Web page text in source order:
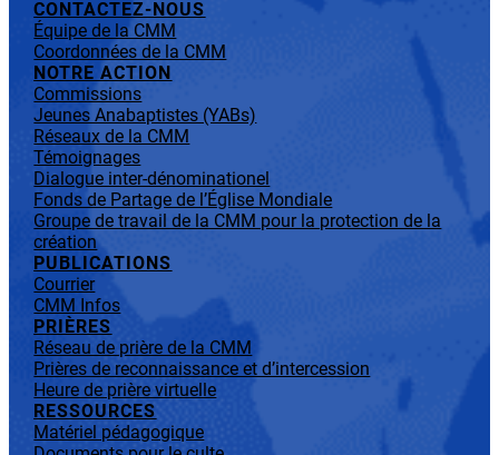
CONTACTEZ-NOUS
Équipe de la CMM
Coordonnées de la CMM
NOTRE ACTION
Commissions
Jeunes Anabaptistes (YABs)
Réseaux de la CMM
Témoignages
Dialogue inter-dénominationel
Fonds de Partage de l’Église Mondiale
Groupe de travail de la CMM pour la protection de la
création
PUBLICATIONS
Courrier
CMM Infos
PRIÈRES
Réseau de prière de la CMM
Prières de reconnaissance et d’intercession
Heure de prière virtuelle
RESSOURCES
Matériel pédagogique